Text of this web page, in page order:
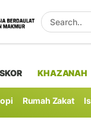
SKOR KHAZANAH
Rumah Zakat